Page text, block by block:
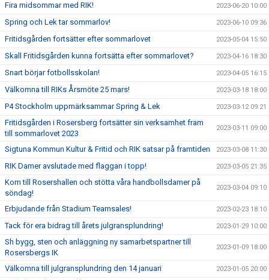
Fira midsommar med RIK! 2023-06-20 10:00
Spring och Lek tar sommarlov! 2023-06-10 09:36
Fritidsgården fortsätter efter sommarlovet 2023-05-04 15:50
Skall Fritidsgården kunna fortsätta efter sommarlovet? 2023-04-16 18:30
Snart börjar fotbollsskolan! 2023-04-05 16:15
Välkomna till RIKs Årsmöte 25 mars! 2023-03-18 18:00
P4 Stockholm uppmärksammar Spring & Lek 2023-03-12 09:21
Fritidsgården i Rosersberg fortsätter sin verksamhet fram
till sommarlovet 2023
2023-03-11 09:00
Sigtuna Kommun Kultur & Fritid och RIK satsar på framtiden 2023-03-08 11:30
RIK Damer avslutade med flaggan i topp! 2023-03-05 21:35
Kom till Rosershallen och stötta våra handbollsdamer på
söndag!
2023-03-04 09:10
Erbjudande från Stadium Teamsales! 2023-02-23 18:10
Tack för era bidrag till årets julgransplundring! 2023-01-29 10:00
Sh bygg, sten och anläggning ny samarbetspartner till
Rosersbergs IK
2023-01-09 18:00
Välkomna till julgransplundring den 14 januari 2023-01-05 20:00